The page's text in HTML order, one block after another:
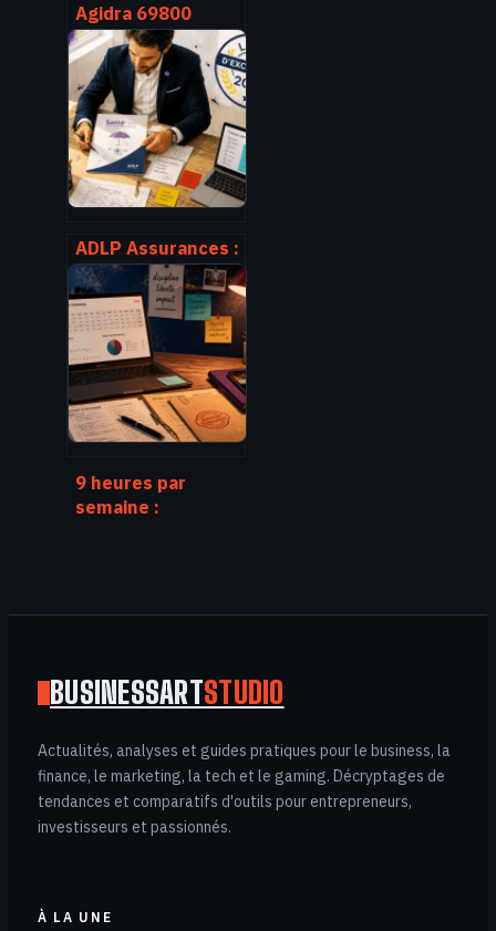
Agidra 69800
saint-priest :
adresse, accès,
horaires et
services pro
ADLP Assurances :
pourquoi le
contrat SantéFlex
décroche le Label
d’Excellence 2026
parmi 54 offres
analysées
9 heures par
semaine :
BUSINESSARTSTUDIO
Actualités, analyses et guides pratiques pour le business, la
finance, le marketing, la tech et le gaming. Décryptages de
tendances et comparatifs d'outils pour entrepreneurs,
investisseurs et passionnés.
À LA UNE